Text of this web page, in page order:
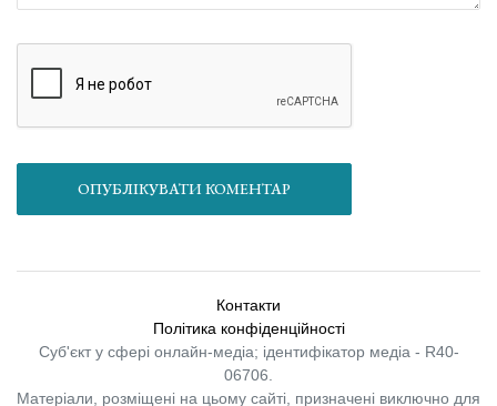
ОПУБЛІКУВАТИ КОМЕНТАР
Контакти
Політика конфіденційності
Суб'єкт у сфері онлайн-медіа; ідентифікатор медіа - R40-
06706.
Матеріали, розміщені на цьому сайті, призначені виключно для